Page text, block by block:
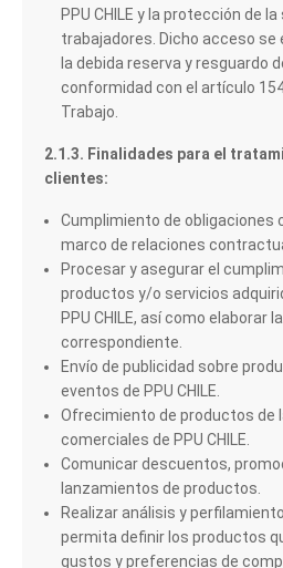
PPU CHILE y la protección de
trabajadores. Dicho acceso
la debida reserva y resguardo
conformidad con el artículo
Trabajo.
2.1.3. Finalidades para el
clientes:
Cumplimiento de obligaciones
marco de relaciones
Procesar y asegurar el
productos y/o servicios
PPU CHILE, así como elaborar
correspondiente.
Envío de publicidad sobre
eventos de PPU CHILE.
Ofrecimiento de productos de
comerciales de PPU CHILE.
Comunicar descuentos,
lanzamientos de productos.
Realizar análisis y
permita definir los productos
gustos y preferencias de